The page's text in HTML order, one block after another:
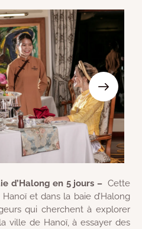
d’Halong en 5 jours – Cette
et dans la baie d’Halong
qui cherchent à explorer
ville de Hanoï, à essayer des